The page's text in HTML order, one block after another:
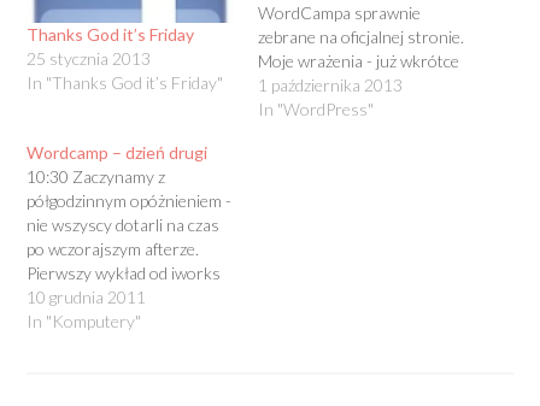
Thanks God it’s Friday
25 stycznia 2013
In "Thanks God it’s Friday"
WordCampa sprawnie
zebrane na oficjalnej stronie.
Moje wrażenia - już wkrótce
1 października 2013
In "WordPress"
Wordcamp – dzień drugi
10:30 Zaczynamy z
półgodzinnym opóżnieniem -
nie wszyscy dotarli na czas
po wczorajszym afterze.
Pierwszy wykład od iworks
jest o cache'u. Kilka tysięcy
odwiedzin miesięcznie to nie
10 grudnia 2011
In "Komputery"